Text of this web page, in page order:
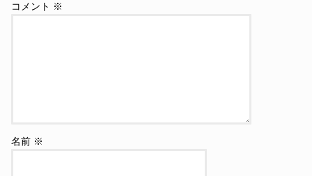
コメント ※
名前 ※